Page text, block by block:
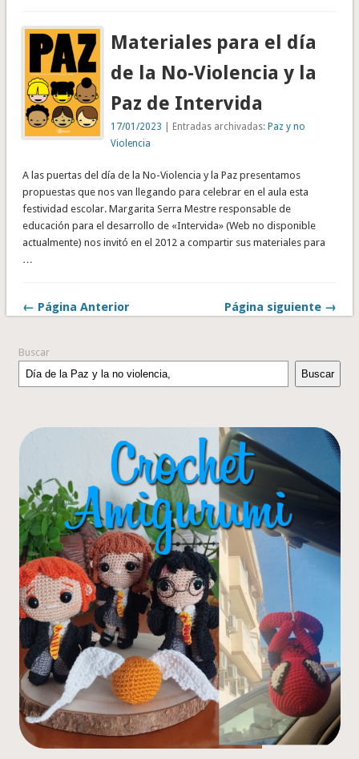
Materiales para el día
de la No-Violencia y la
Paz de Intervida
17/01/2023 | Entradas archivadas:Paz y no
Violencia
A las puertas del día de la No-Violencia y la Paz presentamos
propuestas que nos van llegando para celebrar en el aula esta
festividad escolar. Margarita Serra Mestre responsable de
educación para el desarrollo de «Intervida» (Web no disponible
actualmente) nos invitó en el 2012 a compartir sus materiales para
…
← Página Anterior Página siguiente →
Buscar
Buscar